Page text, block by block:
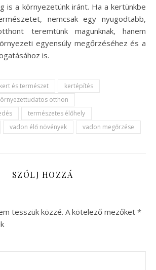
is a környezetünk iránt. Ha a kertünkbe
nemcsak egy nyugodtabb,
teremtünk magunknak, hanem
egyensúly megőrzéséhez és a
is.
kert és természet
kertépítés
otthon
természetes élőhely
vadon élő növények vadon megőrzése
SZÓLJ HOZZÁ
tesszük közzé. A kötelező mezőket *